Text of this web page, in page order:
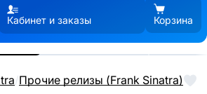
Кабинет и заказы Корзина
/Прочие релизы (Frank Sinatra)